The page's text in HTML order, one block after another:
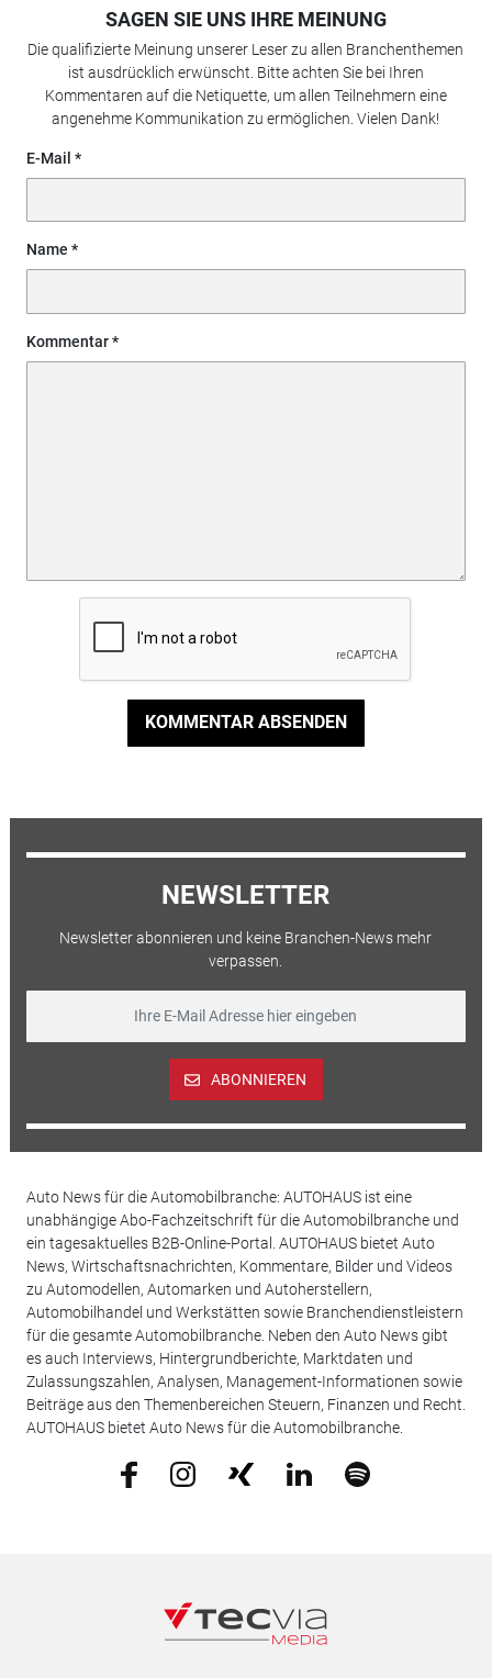
SAGEN SIE UNS IHRE MEINUNG
Die qualifizierte Meinung unserer Leser zu allen Branchenthemen
ist ausdrücklich erwünscht. Bitte achten Sie bei Ihren
Kommentaren auf die Netiquette, um allen Teilnehmern eine
angenehme Kommunikation zu ermöglichen. Vielen Dank!
E-Mail
Name
Kommentar
KOMMENTAR ABSENDEN
NEWSLETTER
Newsletter abonnieren und keine Branchen-News mehr
verpassen.
ABONNIEREN
Auto News für die Automobilbranche: AUTOHAUS ist eine
unabhängige Abo-Fachzeitschrift für die Automobilbranche und
ein tagesaktuelles B2B-Online-Portal. AUTOHAUS bietet Auto
News, Wirtschaftsnachrichten, Kommentare, Bilder und Videos
zu Automodellen, Automarken und Autoherstellern,
Automobilhandel und Werkstätten sowie Branchendienstleistern
für die gesamte Automobilbranche. Neben den Auto News gibt
es auch Interviews, Hintergrundberichte, Marktdaten und
Zulassungszahlen, Analysen, Management-Informationen sowie
Beiträge aus den Themenbereichen Steuern, Finanzen und Recht.
AUTOHAUS bietet Auto News für die Automobilbranche.